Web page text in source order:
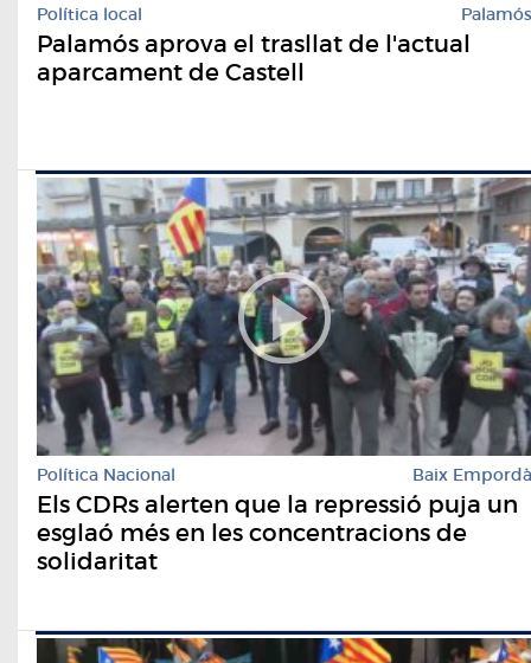
Política local Palamós
Palamós aprova el trasllat de l'actual
aparcament de Castell
Política Nacional Baix Empordà
Els CDRs alerten que la repressió puja un
esglaó més en les concentracions de
solidaritat